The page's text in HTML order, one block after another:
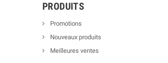
PRODUITS
Promotions
Nouveaux produits
Meilleures ventes